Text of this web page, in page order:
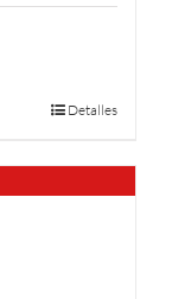
Detalles